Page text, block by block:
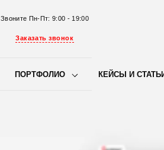
Звоните Пн-Пт: 9:00 - 19:00
Заказать звонок
ПОРТФОЛИО КЕЙСЫ И